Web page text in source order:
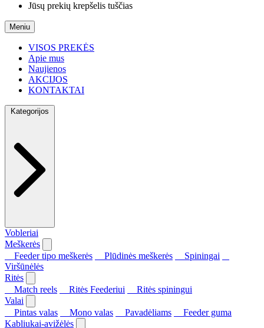
Jūsų prekių krepšelis tuščias
Meniu
VISOS PREKĖS
Apie mus
Naujienos
AKCIJOS
KONTAKTAI
Kategorijos
Vobleriai
Meškerės
Feeder tipo meškerės
Plūdinės meškerės
Spiningai
Viršūnėlės
Ritės
Match reels
Ritės Feederiui
Ritės spiningui
Valai
Pintas valas
Mono valas Pavadėliams
Feeder guma
Kabliukai-avižėlės